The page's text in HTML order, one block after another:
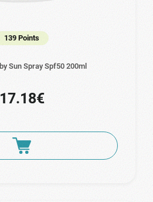
139 Points
Sun Spray Spf50 200ml
17.18€